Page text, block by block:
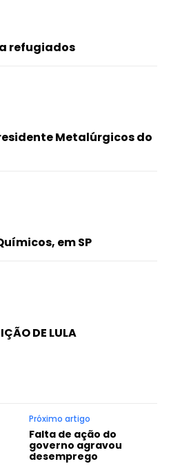
refugiados
Metalúrgicos do
em SP
DE LULA
Próximo artigo
Falta de ação do
governo agravou
desemprego